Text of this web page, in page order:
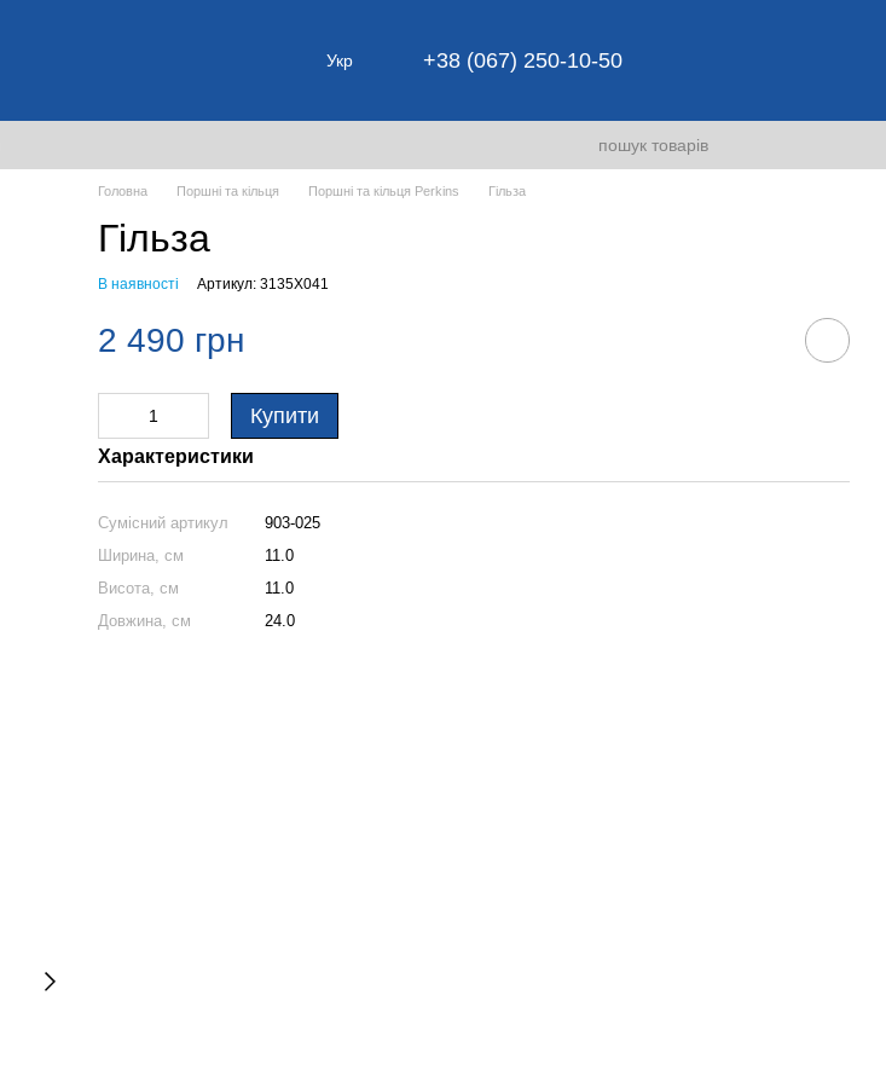
Укр +38 (067) 250-10-50
Головна Поршні та кільця Поршні та кільця Perkins Гільза
Гільза
В наявності Артикул: 3135X041
2 490 грн
Купити
Характеристики
Сумісний артикул
903-025
Ширина, см
11.0
Висота, см
11.0
Довжина, см
24.0